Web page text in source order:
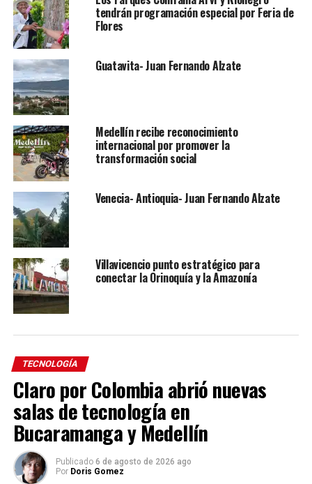
tendrán programación especial por Feria de
Flores
Guatavita- Juan Fernando Alzate
Medellín recibe reconocimiento
internacional por promover la
transformación social
Venecia- Antioquia- Juan Fernando Alzate
Villavicencio punto estratégico para
conectar la Orinoquía y la Amazonía
TECNOLOGÍA
Claro por Colombia abrió nuevas
salas de tecnología en
Bucaramanga y Medellín
Publicado 6 de agosto de 2026 ago
Por Doris Gomez